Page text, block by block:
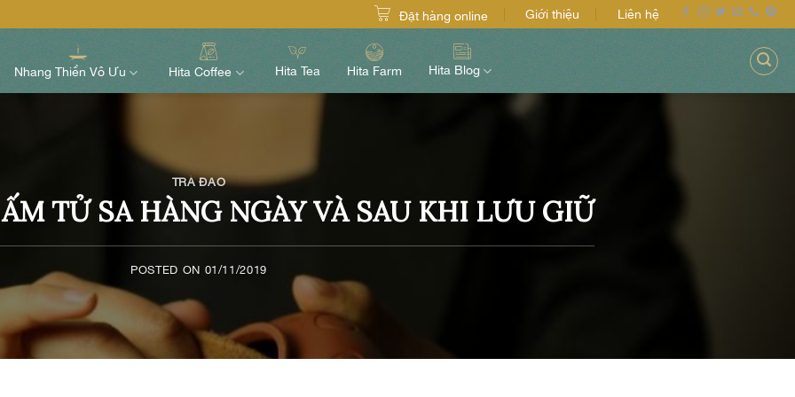
Đặt hàng online Giới thiệu Liên hệ
Nhang Thiền Vô Ưu Hita Coffee Hita Tea Hita Farm Hita Blog
TRÀ ĐẠO
TỬ SA HÀNG NGÀY VÀ SAU KHI LƯU GIỮ
POSTED ON 01/11/2019